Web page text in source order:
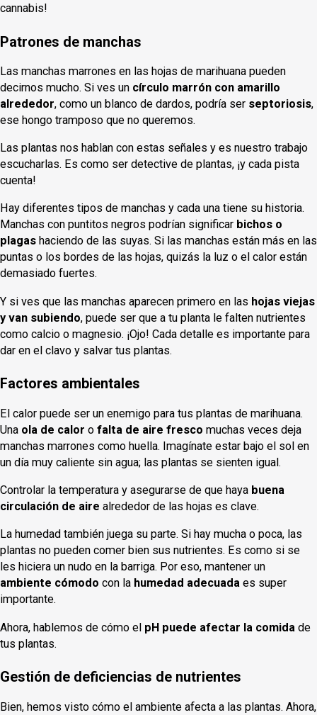
cannabis!
Patrones de manchas
Las manchas marrones en las hojas de marihuana pueden
decirnos mucho. Si ves un círculo marrón con amarillo
alrededor, como un blanco de dardos, podría ser septoriosis,
ese hongo tramposo que no queremos.
Las plantas nos hablan con estas señales y es nuestro trabajo
escucharlas. Es como ser detective de plantas, ¡y cada pista
cuenta!
Hay diferentes tipos de manchas y cada una tiene su historia.
Manchas con puntitos negros podrían significar bichos o
plagas haciendo de las suyas. Si las manchas están más en las
puntas o los bordes de las hojas, quizás la luz o el calor están
demasiado fuertes.
Y si ves que las manchas aparecen primero en las hojas viejas
y van subiendo, puede ser que a tu planta le falten nutrientes
como calcio o magnesio. ¡Ojo! Cada detalle es importante para
dar en el clavo y salvar tus plantas.
Factores ambientales
El calor puede ser un enemigo para tus plantas de marihuana.
Una ola de calor o falta de aire fresco muchas veces deja
manchas marrones como huella. Imagínate estar bajo el sol en
un día muy caliente sin agua; las plantas se sienten igual.
Controlar la temperatura y asegurarse de que haya buena
circulación de aire alrededor de las hojas es clave.
La humedad también juega su parte. Si hay mucha o poca, las
plantas no pueden comer bien sus nutrientes. Es como si se
les hiciera un nudo en la barriga. Por eso, mantener un
ambiente cómodo con la humedad adecuada es super
importante.
Ahora, hablemos de cómo el pH puede afectar la comida de
tus plantas.
Gestión de deficiencias de nutrientes
Bien, hemos visto cómo el ambiente afecta a las plantas. Ahora,